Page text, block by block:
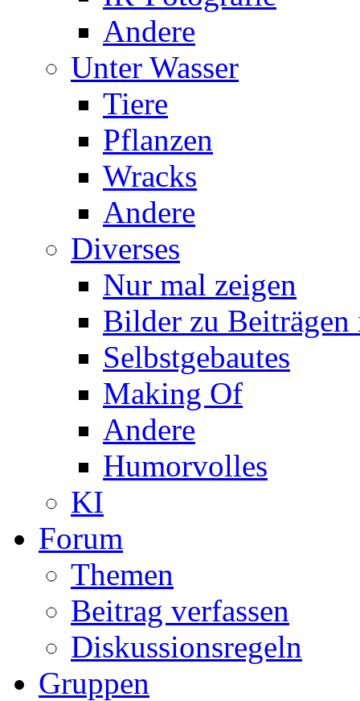
Andere
Unter Wasser
Tiere
Pflanzen
Wracks
Andere
Diverses
Nur mal zeigen
Bilder zu
Selbstgebautes
Making Of
Andere
Humorvolles
KI
Forum
Themen
Beitrag verfassen
Diskussionsregeln
Gruppen